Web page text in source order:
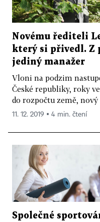
Novému řediteli
který si přivedl. Z
jediný manažer
Vloni na podzim
České republiky, roky
do rozpočtu země,
11. 12. 2019 ▪ 4 min. čtení
Společné